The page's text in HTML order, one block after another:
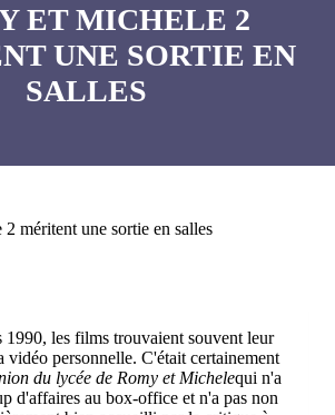
ET MICHELE 2
UNE SORTIE EN
SALLES
1990, les films trouvaient souvent leur
vidéo personnelle. C'était certainement
du lycée de Romy et Michelequi n'a
d'affaires au box-office et n'a pas non